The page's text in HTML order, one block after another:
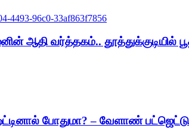
ஆதி வர்த்தகம்.. தூத்துக்குடியில்
போதுமா? – வேளாண்